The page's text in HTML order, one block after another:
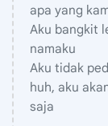
apa yang
Aku bangkit
namaku
Aku tidak
huh, aku
saja